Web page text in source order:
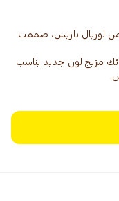
من لوريال باريس، صممت
مزيج لون جديد يناسب